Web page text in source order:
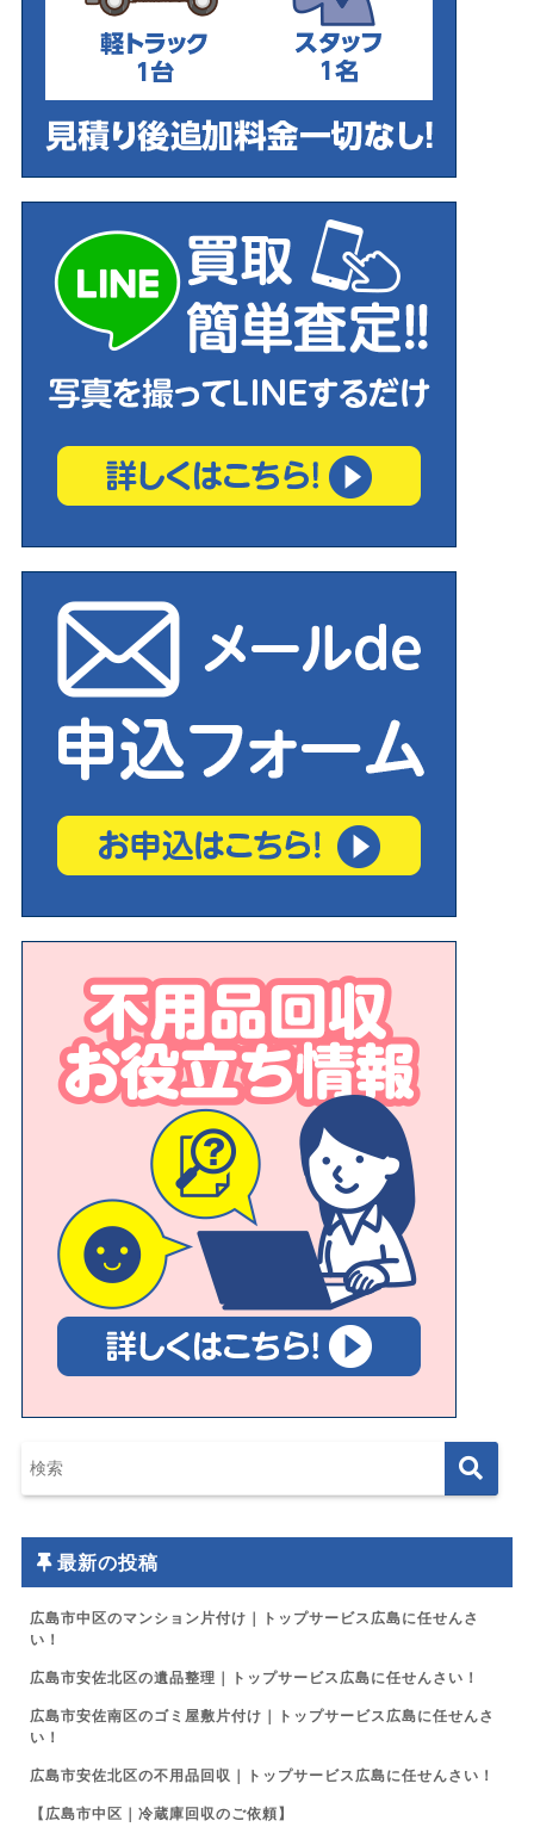
最新の投稿
広島市中区のマンション片付け｜トップサービス広島に任せんさ
い！
広島市安佐北区の遺品整理｜トップサービス広島に任せんさい！
広島市安佐南区のゴミ屋敷片付け｜トップサービス広島に任せんさ
い！
広島市安佐北区の不用品回収｜トップサービス広島に任せんさい！
【広島市中区｜冷蔵庫回収のご依頼】